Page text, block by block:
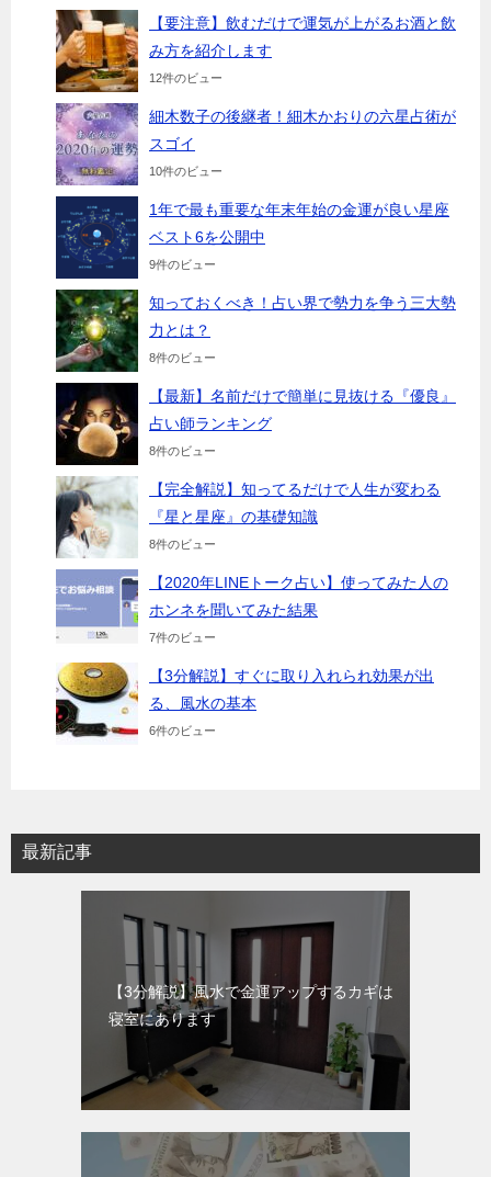
【要注意】飲むだけで運気が上がるお酒と飲
み方を紹介します
12件のビュー
細木数子の後継者！細木かおりの六星占術が
スゴイ
10件のビュー
1年で最も重要な年末年始の金運が良い星座
ベスト6を公開中
9件のビュー
知っておくべき！占い界で勢力を争う三大勢
力とは？
8件のビュー
【最新】名前だけで簡単に見抜ける『優良』
占い師ランキング
8件のビュー
【完全解説】知ってるだけで人生が変わる
『星と星座』の基礎知識
8件のビュー
【2020年LINEトーク占い】使ってみた人の
ホンネを聞いてみた結果
7件のビュー
【3分解説】すぐに取り入れられ効果が出
る、風水の基本
6件のビュー
最新記事
【3分解説】風水で金運アップするカギは
寝室にあります